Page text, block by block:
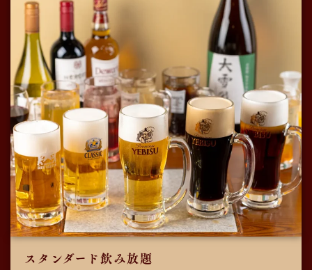
スタンダード飲み放題